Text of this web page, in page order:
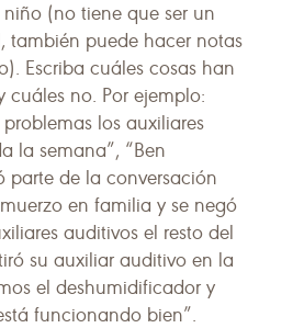
(no tiene que ser un
también puede hacer notas
Escriba cuáles cosas han
cuáles no. Por ejemplo:
problemas los auxiliares
la semana”, “Ben
parte de la conversación
en familia y se negó
auditivos el resto del
su auxiliar auditivo en la
el deshumidificador y
funcionando bien”.